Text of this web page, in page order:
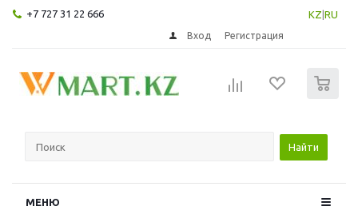
+7 727 31 22 666 KZ RU
Вход Регистрация
Найти
МЕНЮ